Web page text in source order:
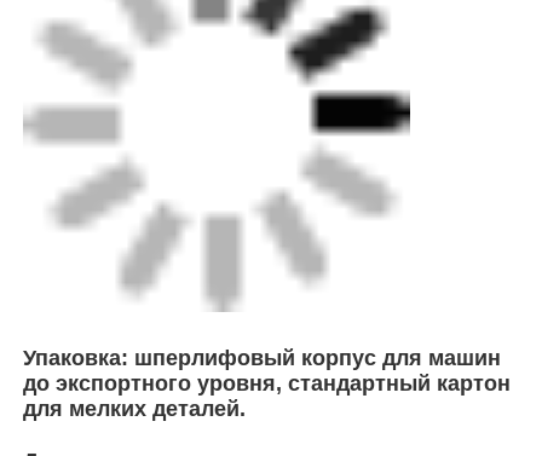
Упаковка: шперлифовый корпус для машин
до экспортного уровня, стандартный картон
для мелких деталей.